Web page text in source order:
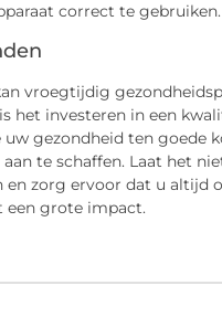
correct te gebruiken.
vroegtijdig
het investeren in een
uw gezondheid ten goede
te schaffen. Laat het
zorg ervoor dat u altijd
een grote impact.